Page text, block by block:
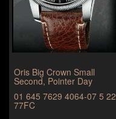
Oris Big Crown Small
Second, Pointer Day
01 645 7629 4064-07 5 22
77FC